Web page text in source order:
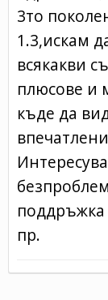
3то
1.3,искам
всякакви
плюсове и
къде да
поддръжка
пр.